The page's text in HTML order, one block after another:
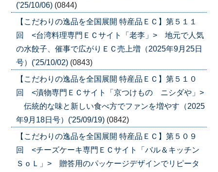
('25/10/06) (0844)
【こだわりの逸品を全国展開 特産品ＥＣ】第５１１
回 <台湾料理専門ＥＣサイト「老李」> 地元で人気
の水餃子、催事で広がりＥＣ売上増（2025年9月25日
号）('25/10/02) (0843)
【こだわりの逸品を全国展開 特産品ＥＣ】第５１０
回 <漬物専門ＥＣサイト「京つけもの ニシダや」>
伝統的な味と新しい食べ方でファンを増やす（2025
年9月18日号）('25/09/19) (0842)
【こだわりの逸品を全国展開 特産品ＥＣ】第５０９
回 <チーズケーキ専門ＥＣサイト「バル＆キッチン
ＳｏＬ」> 贈答用のパッケージデザインでリピータ